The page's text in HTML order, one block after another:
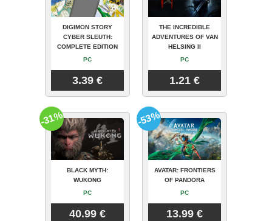
DIGIMON STORY
CYBER SLEUTH:
COMPLETE EDITION
PC
3.39 €
THE INCREDIBLE
ADVENTURES OF VAN
HELSING II
PC
1.21 €
BLACK MYTH:
WUKONG
PC
40.99 €
-31%
AVATAR: FRONTIERS
OF PANDORA
PC
13.99 €
-53%